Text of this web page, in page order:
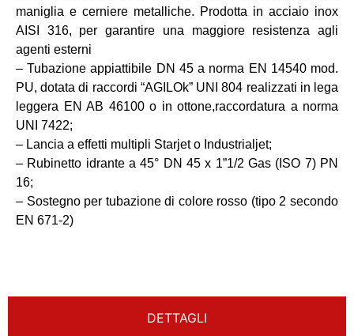
maniglia e cerniere metalliche. Prodotta in acciaio inox
AISI 316, per garantire una maggiore resistenza agli
agenti esterni
– Tubazione appiattibile DN 45 a norma EN 14540 mod.
PU, dotata di raccordi “AGILOk” UNI 804 realizzati in lega
leggera EN AB 46100 o in ottone,raccordatura a norma
UNI 7422;
– Lancia a effetti multipli Starjet o Industrialjet;
– Rubinetto idrante a 45° DN 45 x 1”1/2 Gas (ISO 7) PN
16;
– Sostegno per tubazione di colore rosso (tipo 2 secondo
EN 671-2)
DETTAGLI